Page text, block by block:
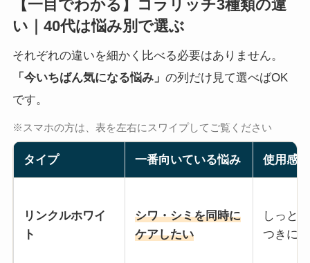
【一目でわかる】コラリッチ3種類の違
い｜40代は悩み別で選ぶ
それぞれの違いを細かく比べる必要はありません。
「今いちばん気になる悩み」 の列だけ見て選べばOK
です。
※スマホの方は、表を左右にスワイプしてご覧ください
タイプ 一番向いている悩み 使用感
リンクルホワイ
ト
シワ・シミを同時に
ケアしたい
しっと
つきに